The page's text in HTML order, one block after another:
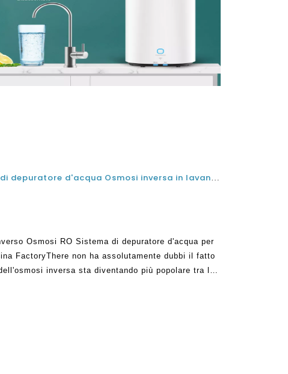
I migliori sotto il sistema di depuratore d'acqua Osmosi inversa in lavandino per la casa dal produttore della Cina fabbrica
Osmosi RO Sistema di depuratore d'acqua per
FactoryThere non ha assolutamente dubbi il fatto
inversa sta diventando più popolare tra le